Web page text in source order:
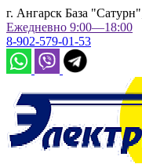
г. Ангарск База
Ежедневно 9:00—18:00
8-902-579-01-53